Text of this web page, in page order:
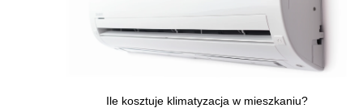
Ile kosztuje klimatyzacja w mieszkaniu?